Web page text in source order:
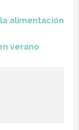
alimentación
verano